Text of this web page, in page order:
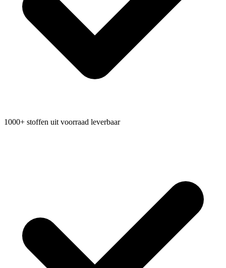
1000+ stoffen uit voorraad leverbaar